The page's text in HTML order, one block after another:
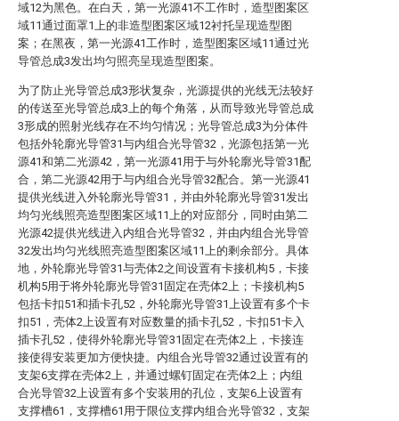
域12为黑色。在白天，第一光源41不工作时，造型图案区
域11通过面罩1上的非造型图案区域12衬托呈现造型图
案；在黑夜，第一光源41工作时，造型图案区域11通过光
导管总成3发出均匀照亮呈现造型图案。
为了防止光导管总成3形状复杂，光源提供的光线无法较好
的传送至光导管总成3上的每个角落，从而导致光导管总成
3形成的照射光线存在不均匀情况；光导管总成3为分体件
包括外轮廓光导管31与内组合光导管32，光源包括第一光
源41和第二光源42，第一光源41用于与外轮廓光导管31配
合，第二光源42用于与内组合光导管32配合。第一光源41
提供光线进入外轮廓光导管31，并由外轮廓光导管31发出
均匀光线照亮造型图案区域11上的对应部分，同时由第二
光源42提供光线进入内组合光导管32，并由内组合光导管
32发出均匀光线照亮造型图案区域11上的剩余部分。具体
地，外轮廓光导管31与壳体2之间设置有卡接机构5，卡接
机构5用于将外轮廓光导管31固定在壳体2上；卡接机构5
包括卡扣51和插卡孔52，外轮廓光导管31上设置有多个卡
扣51，壳体2上设置有对应数量的插卡孔52，卡扣51卡入
插卡孔52，使得外轮廓光导管31固定在壳体2上，卡接连
接使得安装更加方便快捷。内组合光导管32通过设置有的
支架6支撑在壳体2上，并通过螺钉固定在壳体2上；内组
合光导管32上设置有多个安装用的孔位，支架6上设置有
支撑槽61，支撑槽61用于限位支撑内组合光导管32，支架